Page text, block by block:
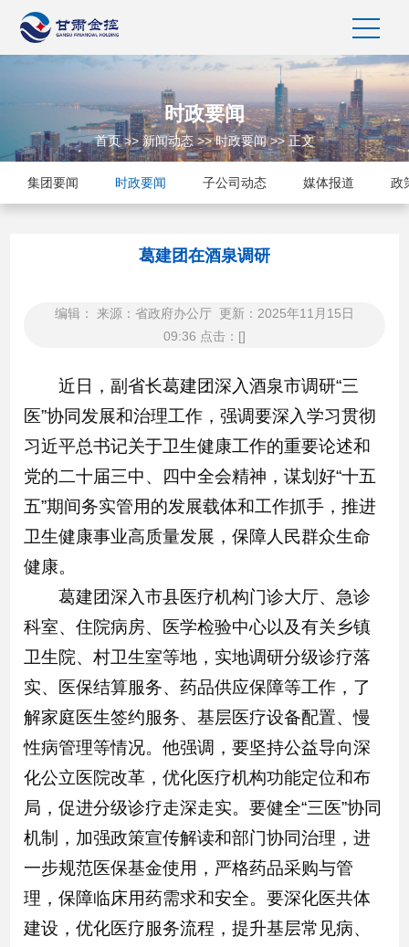
时政要闻
首页>>新闻动态 >>时政要闻>> 正文
集团要闻 时政要闻 子公司动态 媒体报道 政
葛建团在酒泉调研
编辑： 来源：省政府办公厅 更新：2025年11月15日
09:36 点击：[]
近日，副省长葛建团深入酒泉市调研“三
医”协同发展和治理工作，强调要深入学习贯彻
习近平总书记关于卫生健康工作的重要论述和
党的二十届三中、四中全会精神，谋划好“十五
五”期间务实管用的发展载体和工作抓手，推进
卫生健康事业高质量发展，保障人民群众生命
健康。
葛建团深入市县医疗机构门诊大厅、急诊
科室、住院病房、医学检验中心以及有关乡镇
卫生院、村卫生室等地，实地调研分级诊疗落
实、医保结算服务、药品供应保障等工作，了
解家庭医生签约服务、基层医疗设备配置、慢
性病管理等情况。他强调，要坚持公益导向深
化公立医院改革，优化医疗机构功能定位和布
局，促进分级诊疗走深走实。要健全“三医”协同
机制，加强政策宣传解读和部门协同治理，进
一步规范医保基金使用，严格药品采购与管
理，保障临床用药需求和安全。要深化医共体
建设，优化医疗服务流程，提升基层常见病、